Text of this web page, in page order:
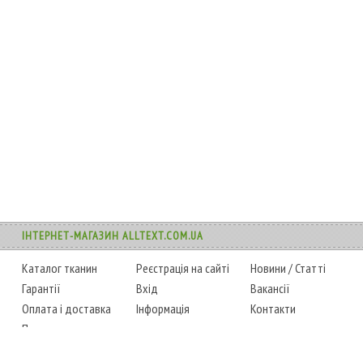
ІНТЕРНЕТ-МАГАЗИН ALLTEXT.COM.UA
Каталог тканин
Гарантії
Оплата і доставка
Повернення товару
Реєстрація на сайті
Вхід
Інформація
Новини /Статті
Вакансії
Контакти